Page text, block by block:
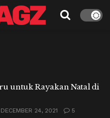
untuk Rayakan Natal di
24, 2021 5